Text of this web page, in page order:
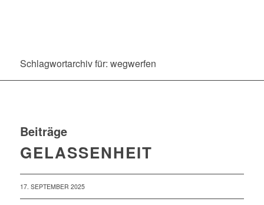
Schlagwortarchiv für: wegwerfen
Beiträge
GELASSENHEIT
17. SEPTEMBER 2025